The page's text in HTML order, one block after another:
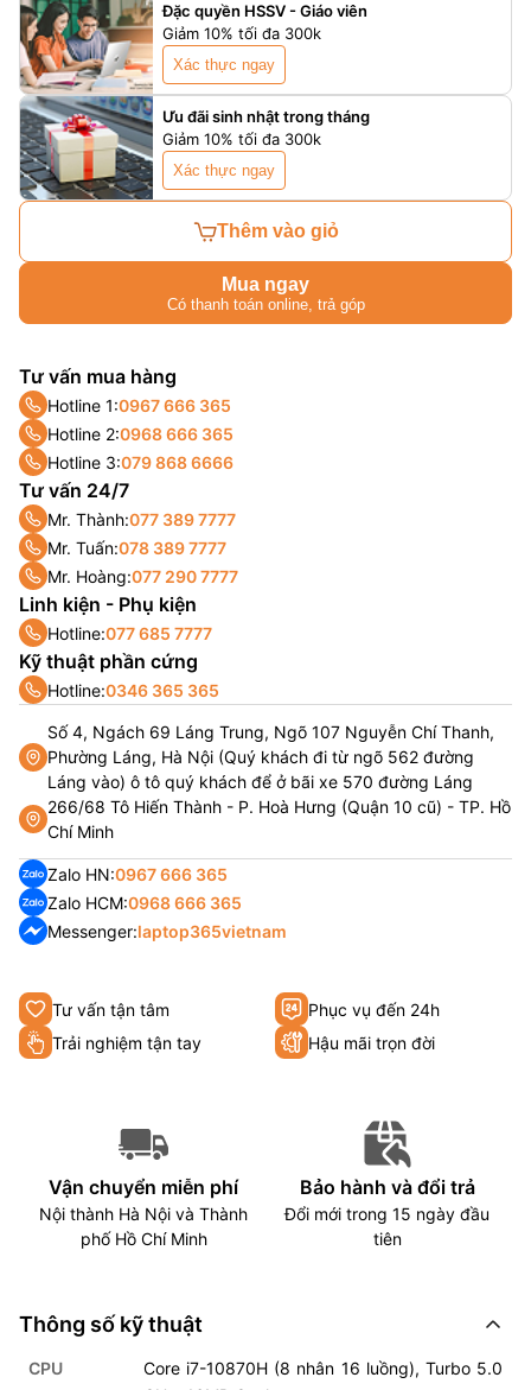
Tư vấn tận tâm
Phục vụ đến 24h
Trải nghiệm tận tay
Hậu mãi trọn đời
Vận chuyển miễn phí
Nội thành Hà Nội và Thành
phố Hồ Chí Minh
Bảo hành và đổi trả
Đổi mới trong 15 ngày đầu
tiên
Thông số kỹ thuật
CPU
Core i7-10870H (8 nhân 16 luồng), Turbo 5.0
Đặc quyền HSSV - Giáo viên
Giảm 10% tối đa 300k
Xác thực ngay
Ưu đãi sinh nhật trong tháng
Giảm 10% tối đa 300k
Xác thực ngay
Thêm vào giỏ
Mua ngay
Có thanh toán online, trả góp
Tư vấn mua hàng
Hotline 1:0967 666 365
Hotline 2:0968 666 365
Hotline 3:079 868 6666
Tư vấn 24/7
Mr. Thành:077 389 7777
Mr. Tuấn:078 389 7777
Mr. Hoàng:077 290 7777
Linh kiện - Phụ kiện
Hotline:077 685 7777
Kỹ thuật phần cứng
Hotline:0346 365 365
Số 4, Ngách 69 Láng Trung, Ngõ 107 Nguyễn Chí Thanh,
Phường Láng, Hà Nội (Quý khách đi từ ngõ 562 đường
Láng vào) ô tô quý khách để ở bãi xe 570 đường Láng
266/68 Tô Hiến Thành - P. Hoà Hưng (Quận 10 cũ) - TP. Hồ
Chí Minh
Zalo HN:0967 666 365
Zalo HCM:0968 666 365
Messenger:laptop365vietnam